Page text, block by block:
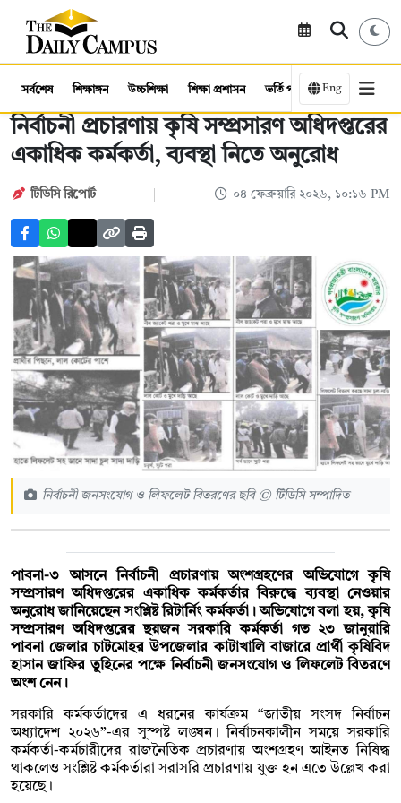
সর্বশেষ শিক্ষাঙ্গন উচ্চশিক্ষা শিক্ষা প্রশাসন ভর্তি পরীক্ষা কর্মসংস্থান
Eng
নির্বাচনী প্রচারণায় কৃষি সম্প্রসারণ অধিদপ্তরের
একাধিক কর্মকর্তা, ব্যবস্থা নিতে অনুরোধ
টিডিসি রিপোর্ট ০৪ ফেব্রুয়ারি ২০২৬, ১০:১৬ PM
নির্বাচনী জনসংযোগ ও লিফলেট বিতরণের ছবি © টিডিসি সম্পাদিত
পাবনা-৩ আসনে নির্বাচনী প্রচারণায় অংশগ্রহণের অভিযোগে কৃষি
সম্প্রসারণ অধিদপ্তরের একাধিক কর্মকর্তার বিরুদ্ধে ব্যবস্থা নেওয়ার
অনুরোধ জানিয়েছেন সংশ্লিষ্ট রিটার্নিং কর্মকর্তা। অভিযোগে বলা হয়, কৃষি
সম্প্রসারণ অধিদপ্তরের ছয়জন সরকারি কর্মকর্তা গত ২৩ জানুয়ারি
পাবনা জেলার চাটমোহর উপজেলার কাটাখালি বাজারে প্রার্থী কৃষিবিদ
হাসান জাফির তুহিনের পক্ষে নির্বাচনী জনসংযোগ ও লিফলেট বিতরণে
অংশ নেন।
সরকারি কর্মকর্তাদের এ ধরনের কার্যক্রম “জাতীয় সংসদ নির্বাচন
অধ্যাদেশ ২০২৬”-এর সুস্পষ্ট লঙ্ঘন। নির্বাচনকালীন সময়ে সরকারি
কর্মকর্তা-কর্মচারীদের রাজনৈতিক প্রচারণায় অংশগ্রহণ আইনত নিষিদ্ধ
থাকলেও সংশ্লিষ্ট কর্মকর্তারা সরাসরি প্রচারণায় যুক্ত হন এতে উল্লেখ করা
হয়েছে।